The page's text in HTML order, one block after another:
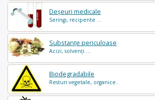
Deșeuri medicale
Seringi, recipente ...
Substanțe periculoase
Acizi, solvenți ...
Biodegradabile
Resturi vegetale, organice..